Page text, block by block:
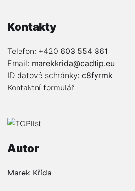
Kontakty
Telefon: +420 603 554 861
Email: marekkrida@cadtip.eu
ID datové schránky: c8fyrmk
Kontaktní formulář
Autor
Marek Křída